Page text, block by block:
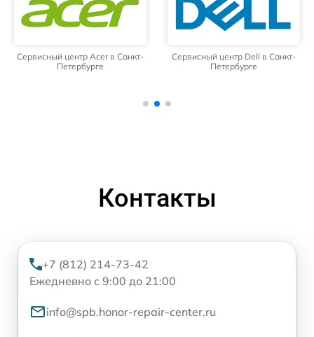
Сервисный центр Acer в Санкт-
Петербурге
Сервисный центр Dell в Санкт-
Петербурге
Контакты
+7 (812) 214-73-42
Ежедневно с 9:00 до 21:00
info@spb.honor-repair-center.ru